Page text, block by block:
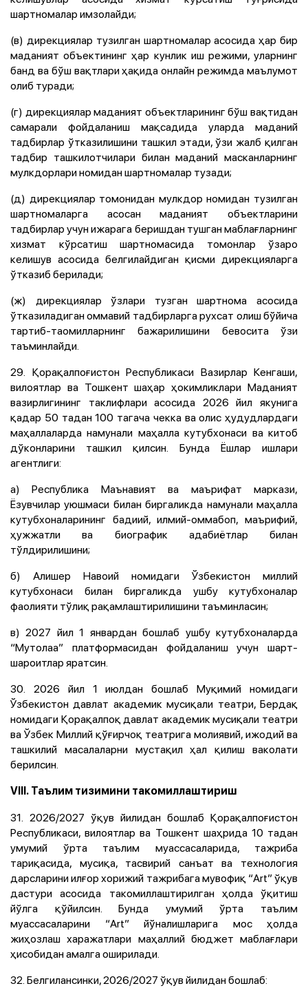
шартномалар имзолайди;
(в) дирекциялар тузилган шартномалар асосида ҳар бир
маданият объектининг ҳар кунлик иш режими, уларнинг
банд ва бўш вақтлари ҳақида онлайн режимда маълумот
олиб туради;
(г) дирекциялар маданият объектларининг бўш вақтидан
самарали фойдаланиш мақсадида уларда маданий
тадбирлар ўтказилишини ташкил этади, ўзи жалб қилган
тадбир ташкилотчилари билан маданий масканларнинг
мулкдорлари номидан шартномалар тузади;
(д) дирекциялар томонидан мулкдор номидан тузилган
шартномаларга асосан маданият объектларини
тадбирлар учун ижарага беришдан тушган маблағларнинг
хизмат кўрсатиш шартномасида томонлар ўзаро
келишув асосида белгилайдиган қисми дирекцияларга
ўтказиб берилади;
(ж) дирекциялар ўзлари тузган шартнома асосида
ўтказиладиган оммавий тадбирларга рухсат олиш бўйича
тартиб-таомилларнинг бажарилишини бевосита ўзи
таъминлайди.
29. Қорақалпоғистон Республикаси Вазирлар Кенгаши,
вилоятлар ва Тошкент шаҳар ҳокимликлари Маданият
вазирлигининг таклифлари асосида 2026 йил якунига
қадар 50 тадан 100 тагача чекка ва олис ҳудудлардаги
маҳаллаларда намунали маҳалла кутубхонаси ва китоб
дўконларини ташкил қилсин. Бунда Ёшлар ишлари
агентлиги:
а) Республика Маънавият ва маърифат маркази,
Ёзувчилар уюшмаси билан биргаликда намунали маҳалла
кутубхоналарининг бадиий, илмий-оммабоп, маърифий,
ҳужжатли ва биографик адабиётлар билан
тўлдирилишини;
б) Алишер Навоий номидаги Ўзбекистон миллий
кутубхонаси билан биргаликда ушбу кутубхоналар
фаолияти тўлиқ рақамлаштирилишини таъминласин;
в) 2027 йил 1 январдан бошлаб ушбу кутубхоналарда
“Мутолаа” платформасидан фойдаланиш учун шарт-
шароитлар яратсин.
30. 2026 йил 1 июлдан бошлаб Муқимий номидаги
Ўзбекистон давлат академик мусиқали театри, Бердақ
номидаги Қорақалпоқ давлат академик мусиқали театри
ва Ўзбек Миллий қўғирчоқ театрига молиявий, ижодий ва
ташкилий масалаларни мустақил ҳал қилиш ваколати
берилсин.
VIII. Таълим тизимини такомиллаштириш
31. 2026/2027 ўқув йилидан бошлаб Қорақалпоғистон
Республикаси, вилоятлар ва Тошкент шаҳрида 10 тадан
умумий ўрта таълим муассасаларида, тажриба
тариқасида, мусиқа, тасвирий санъат ва технология
дарсларини илғор хорижий тажрибага мувофиқ “Art” ўқув
дастури асосида такомиллаштирилган ҳолда ўқитиш
йўлга қўйилсин. Бунда умумий ўрта таълим
муассасаларини “Art” йўналишларига мос ҳолда
жиҳозлаш харажатлари маҳаллий бюджет маблағлари
ҳисобидан амалга оширилади.
32. Белгилансинки, 2026/2027 ўқув йилидан бошлаб: